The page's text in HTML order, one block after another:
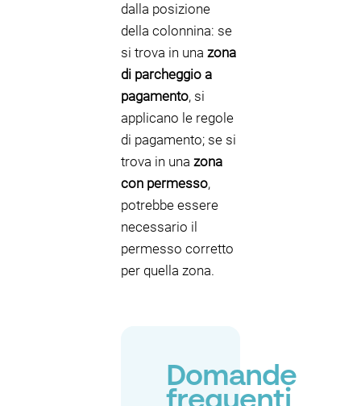
dalla posizione
della colonnina: se
si trova in una zona
di parcheggio a
pagamento, si
applicano le regole
di pagamento; se si
trova in una zona
con permesso,
potrebbe essere
necessario il
permesso corretto
per quella zona.
Domande